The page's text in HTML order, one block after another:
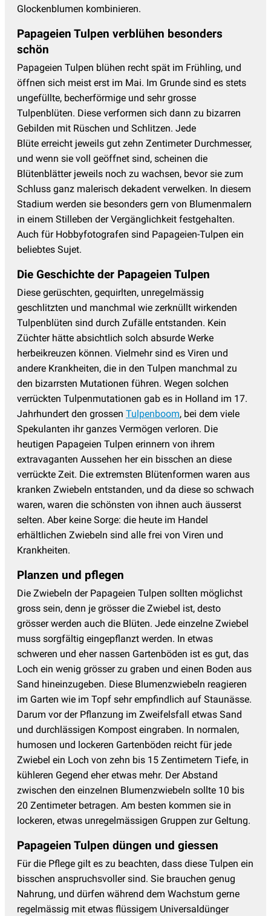
Glockenblumen kombinieren.
Papageien Tulpen verblühen besonders
schön
Papageien Tulpen blühen recht spät im Frühling, und
öffnen sich meist erst im Mai. Im Grunde sind es stets
ungefüllte, becherförmige und sehr grosse
Tulpenblüten. Diese verformen sich dann zu bizarren
Gebilden mit Rüschen und Schlitzen. Jede
Blüte erreicht jeweils gut zehn Zentimeter Durchmesser,
und wenn sie voll geöffnet sind, scheinen die
Blütenblätter jeweils noch zu wachsen, bevor sie zum
Schluss ganz malerisch dekadent verwelken. In diesem
Stadium werden sie besonders gern von Blumenmalern
in einem Stilleben der Vergänglichkeit festgehalten.
Auch für Hobbyfotografen sind Papageien-Tulpen ein
beliebtes Sujet.
Die Geschichte der Papageien Tulpen
Diese gerüschten, gequirlten, unregelmässig
geschlitzten und manchmal wie zerknüllt wirkenden
Tulpenblüten sind durch Zufälle entstanden. Kein
Züchter hätte absichtlich solch absurde Werke
herbeikreuzen können. Vielmehr sind es Viren und
andere Krankheiten, die in den Tulpen manchmal zu
den bizarrsten Mutationen führen. Wegen solchen
verrückten Tulpenmutationen gab es in Holland im 17.
Jahrhundert den grossen Tulpenboom, bei dem viele
Spekulanten ihr ganzes Vermögen verloren. Die
heutigen Papageien Tulpen erinnern von ihrem
extravaganten Aussehen her ein bisschen an diese
verrückte Zeit. Die extremsten Blütenformen waren aus
kranken Zwiebeln entstanden, und da diese so schwach
waren, waren die schönsten von ihnen auch äusserst
selten. Aber keine Sorge: die heute im Handel
erhältlichen Zwiebeln sind alle frei von Viren und
Krankheiten.
Planzen und pflegen
Die Zwiebeln der Papageien Tulpen sollten möglichst
gross sein, denn je grösser die Zwiebel ist, desto
grösser werden auch die Blüten. Jede einzelne Zwiebel
muss sorgfältig eingepflanzt werden. In etwas
schweren und eher nassen Gartenböden ist es gut, das
Loch ein wenig grösser zu graben und einen Boden aus
Sand hineinzugeben. Diese Blumenzwiebeln reagieren
im Garten wie im Topf sehr empfindlich auf Staunässe.
Darum vor der Pflanzung im Zweifelsfall etwas Sand
und durchlässigen Kompost eingraben. In normalen,
humosen und lockeren Gartenböden reicht für jede
Zwiebel ein Loch von zehn bis 15 Zentimetern Tiefe, in
kühleren Gegend eher etwas mehr. Der Abstand
zwischen den einzelnen Blumenzwiebeln sollte 10 bis
20 Zentimeter betragen. Am besten kommen sie in
lockeren, etwas unregelmässigen Gruppen zur Geltung.
Papageien Tulpen düngen und giessen
Für die Pflege gilt es zu beachten, dass diese Tulpen ein
bisschen anspruchsvoller sind. Sie brauchen genug
Nahrung, und dürfen während dem Wachstum gerne
regelmässig mit etwas flüssigem Universaldünger